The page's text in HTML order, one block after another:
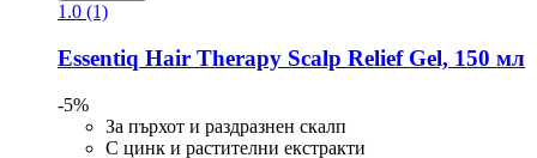
1.0 (1)
Essentiq Hair Therapy Scalp Relief Gel, 150 мл
-5%
За пърхот и раздразнен скалп
С цинк и растителни екстракти